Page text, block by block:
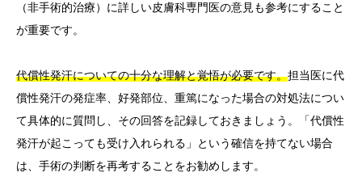
（非手術的治療）に詳しい皮膚科専門医の意見も参考にすること
が重要です。
代償性発汗についての十分な理解と覚悟が必要です。担当医に代
償性発汗の発症率、好発部位、重篤になった場合の対処法につい
て具体的に質問し、その回答を記録しておきましょう。「代償性
発汗が起こっても受け入れられる」という確信を持てない場合
は、手術の判断を再考することをお勧めします。